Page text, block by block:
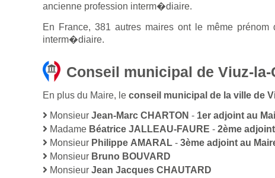
ancienne profession interm�diaire.
En France, 381 autres maires ont le même
interm�diaire.
Conseil municipal de Viuz-la-
En plus du Maire, le conseil municipal de la ville de
Monsieur Jean-Marc CHARTON - 1er adjoint au
Madame Béatrice JALLEAU-FAURE - 2ème
Monsieur Philippe AMARAL - 3ème adjoint au
Monsieur Bruno BOUVARD
Monsieur Jean Jacques CHAUTARD